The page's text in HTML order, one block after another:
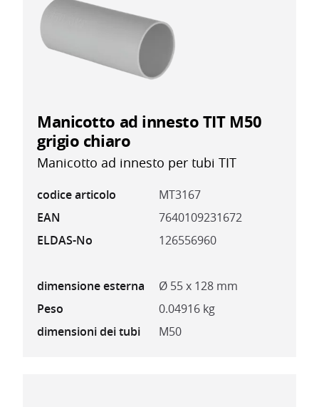
Manicotto ad innesto TIT M50
grigio chiaro
Manicotto ad innesto per tubi TIT
codice articolo
MT3167
EAN
7640109231672
ELDAS-No
126556960
dimensione esterna
Ø 55 x 128 mm
Peso
0.04916 kg
dimensioni dei tubi
M50